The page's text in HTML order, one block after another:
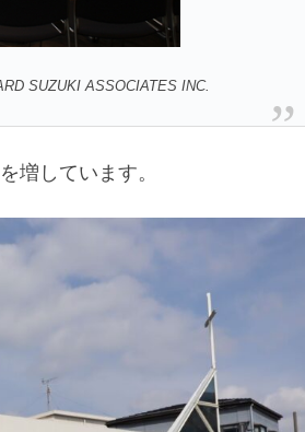
SUZUKI ASSOCIATES INC.
増しています。